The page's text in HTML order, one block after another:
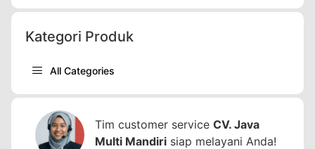
Kategori Produk
All Categories
Tim customer service CV. Java
Multi Mandiri siap melayani Anda!